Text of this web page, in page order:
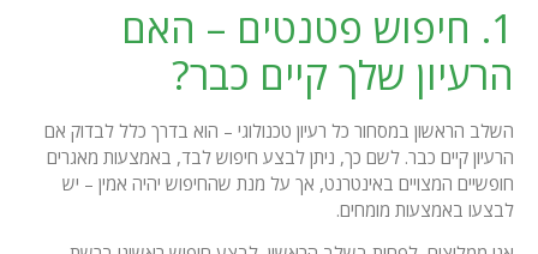
1. חיפוש פטנטים – האם
הרעיון שלך קיים כבר?
השלב הראשון במסחור כל רעיון טכנולוגי – הוא בדרך כלל לבדוק אם
הרעיון קיים כבר. לשם כך, ניתן לבצע חיפוש לבד, באמצעות מאגרים
חופשיים המצויים באינטרנט, אך על מנת שהחיפוש יהיה אמין – יש
לבצעו באמצעות מומחים.